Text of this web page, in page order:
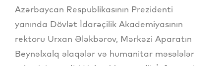
Azərbaycan Respublikasının Prezidenti
yanında Dövlət İdarəçilik Akademiyasının
rektoru Urxan Ələkbərov, Mərkəzi Aparatın
Beynəlxalq əlaqələr və humanitar məsələlər